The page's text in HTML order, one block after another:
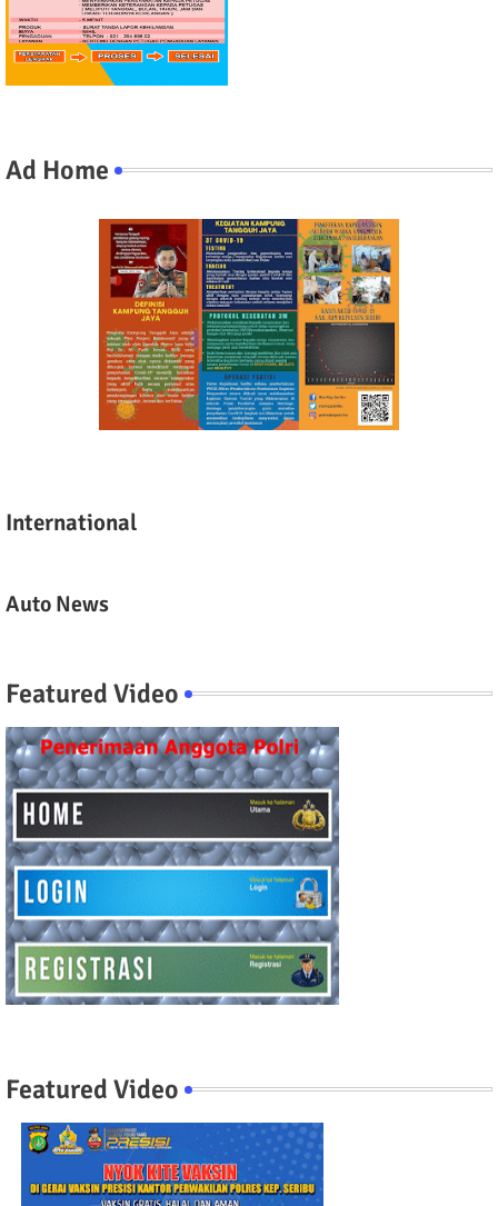
Ad Home
International
Auto News
Featured Video
Featured Video